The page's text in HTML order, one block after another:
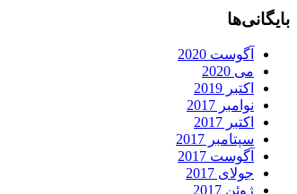
بایگانی‌ها
آگوست 2020
می 2020
اکتبر 2019
نوامبر 2017
اکتبر 2017
سپتامبر 2017
آگوست 2017
جولای 2017
ژوئن 2017